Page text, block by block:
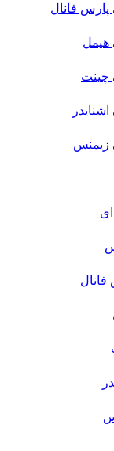
پارس فانال
هیمل
چینت
زیمنس
فانال